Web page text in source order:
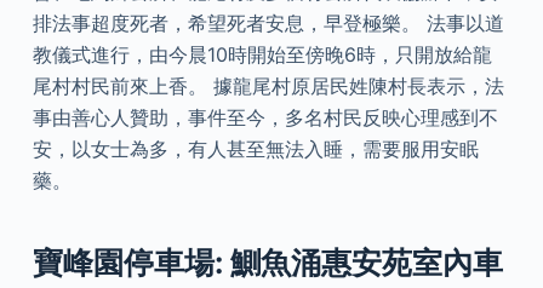
排法事超度死者，希望死者安息，早登極樂。 法事以道
教儀式進行，由今晨10時開始至傍晚6時，只開放給龍
尾村村民前來上香。 據龍尾村原居民姓陳村長表示，法
事由善心人贊助，事件至今，多名村民反映心理感到不
安，以女士為多，有人甚至無法入睡，需要服用安眠
藥。
寶峰園停車場: 鰂魚涌惠安苑室內車